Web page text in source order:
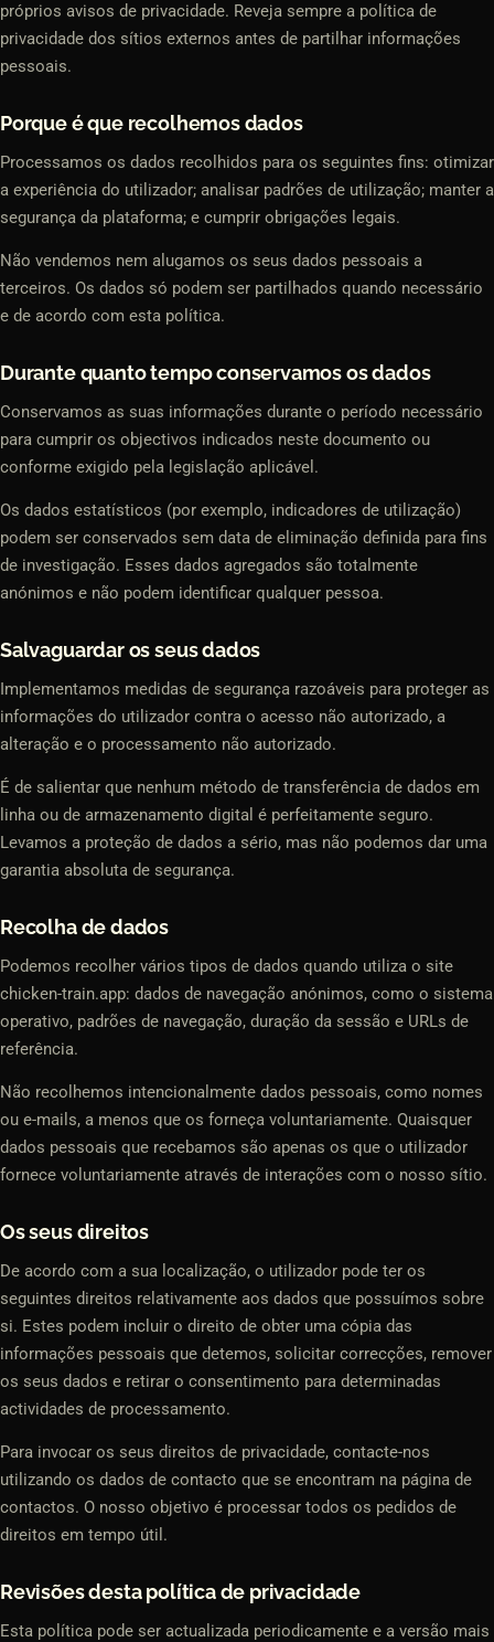
próprios avisos de privacidade. Reveja sempre a política de
privacidade dos sítios externos antes de partilhar informações
pessoais.
Porque é que recolhemos dados
Processamos os dados recolhidos para os seguintes fins: otimizar
a experiência do utilizador; analisar padrões de utilização; manter a
segurança da plataforma; e cumprir obrigações legais.
Não vendemos nem alugamos os seus dados pessoais a
terceiros. Os dados só podem ser partilhados quando necessário
e de acordo com esta política.
Durante quanto tempo conservamos os dados
Conservamos as suas informações durante o período necessário
para cumprir os objectivos indicados neste documento ou
conforme exigido pela legislação aplicável.
Os dados estatísticos (por exemplo, indicadores de utilização)
podem ser conservados sem data de eliminação definida para fins
de investigação. Esses dados agregados são totalmente
anónimos e não podem identificar qualquer pessoa.
Salvaguardar os seus dados
Implementamos medidas de segurança razoáveis para proteger as
informações do utilizador contra o acesso não autorizado, a
alteração e o processamento não autorizado.
É de salientar que nenhum método de transferência de dados em
linha ou de armazenamento digital é perfeitamente seguro.
Levamos a proteção de dados a sério, mas não podemos dar uma
garantia absoluta de segurança.
Recolha de dados
Podemos recolher vários tipos de dados quando utiliza o site
chicken-train.app: dados de navegação anónimos, como o sistema
operativo, padrões de navegação, duração da sessão e URLs de
referência.
Não recolhemos intencionalmente dados pessoais, como nomes
ou e-mails, a menos que os forneça voluntariamente. Quaisquer
dados pessoais que recebamos são apenas os que o utilizador
fornece voluntariamente através de interações com o nosso sítio.
Os seus direitos
De acordo com a sua localização, o utilizador pode ter os
seguintes direitos relativamente aos dados que possuímos sobre
si. Estes podem incluir o direito de obter uma cópia das
informações pessoais que detemos, solicitar correcções, remover
os seus dados e retirar o consentimento para determinadas
actividades de processamento.
Para invocar os seus direitos de privacidade, contacte-nos
utilizando os dados de contacto que se encontram na página de
contactos. O nosso objetivo é processar todos os pedidos de
direitos em tempo útil.
Revisões desta política de privacidade
Esta política pode ser actualizada periodicamente e a versão mais